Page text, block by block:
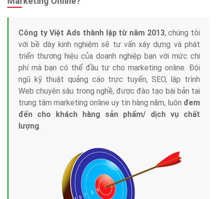
Công ty Việt Ads thành lập từ năm 2013, chúng tôi
với bề dày kinh nghiệm sẽ tư vấn xây dựng và phát
triển thương hiệu của doanh nghiệp bạn với mức chi
phí mà bạn có thể đầu tư cho marketing online. Đội
ngũ kỹ thuật quảng cáo trực tuyến, SEO, lập trình
Web chuyên sâu trong nghề, được đào tạo bài bản tại
trung tâm marketing online uy tín hàng năm, luôn đem
đến cho khách hàng sản phẩm/ dịch vụ chất
lượng.